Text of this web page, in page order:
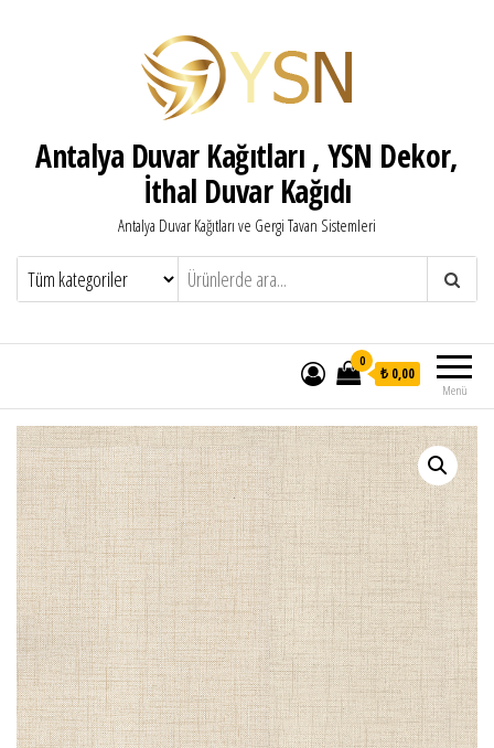
Antalya Duvar Kağıtları , YSN Dekor,
İthal Duvar Kağıdı
Antalya Duvar Kağıtları ve Gergi Tavan Sistemleri
Menü
0
₺ 0,00